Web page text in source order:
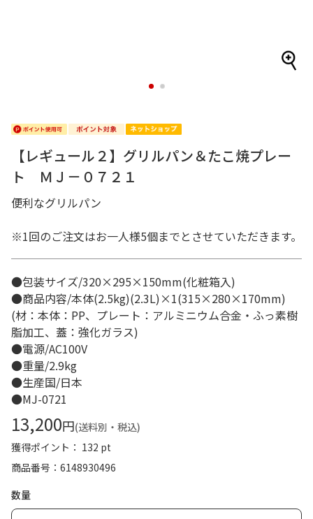
1 2
【レギュール２】グリルパン＆たこ焼プレー
ト ＭＪ－０７２１
便利なグリルパン
※1回のご注文はお一人様5個までとさせていただきます。
●包装サイズ/320×295×150mm(化粧箱入)
●商品内容/本体(2.5kg)(2.3L)×1(315×280×170mm)
(材：本体：PP、プレート：アルミニウム合金・ふっ素樹
脂加工、蓋：強化ガラス)
●電源/AC100V
●重量/2.9kg
●生産国/日本
●MJ-0721
13,200円(送料別・税込)
獲得ポイント： 132 pt
商品番号
6148930496
数量